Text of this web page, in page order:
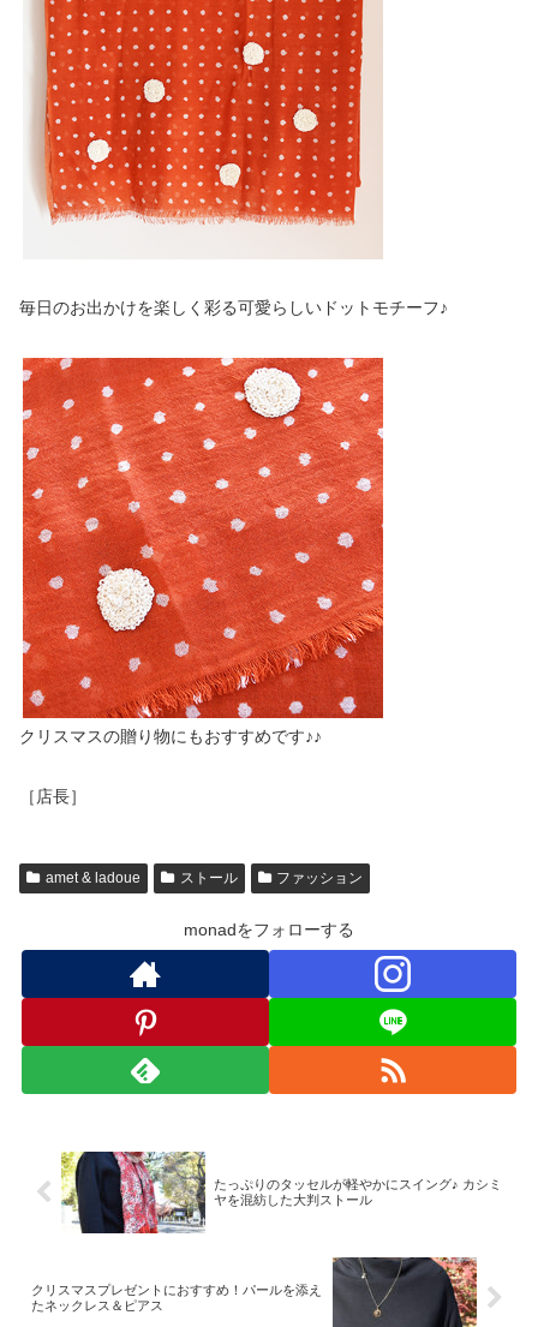
毎日のお出かけを楽しく彩る可愛らしいドットモチーフ♪
クリスマスの贈り物にもおすすめです♪♪
［店長］
amet & ladoue ストール ファッション
monadをフォローする
たっぷりのタッセルが軽やかにスイング♪ カシミ
ヤを混紡した大判ストール
クリスマスプレゼントにおすすめ！パールを添え
たネックレス＆ピアス